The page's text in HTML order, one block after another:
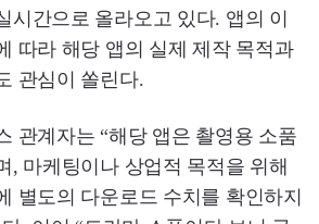
시간으로 올라오고 있다. 앱의 이
따라 해당 앱의 실제 제작 목적과
관심이 쏠린다.
관계자는 “해당 앱은 촬영용 소품
, 마케팅이나 상업적 목적을 위해
별도의 다운로드 수치를 확인하지